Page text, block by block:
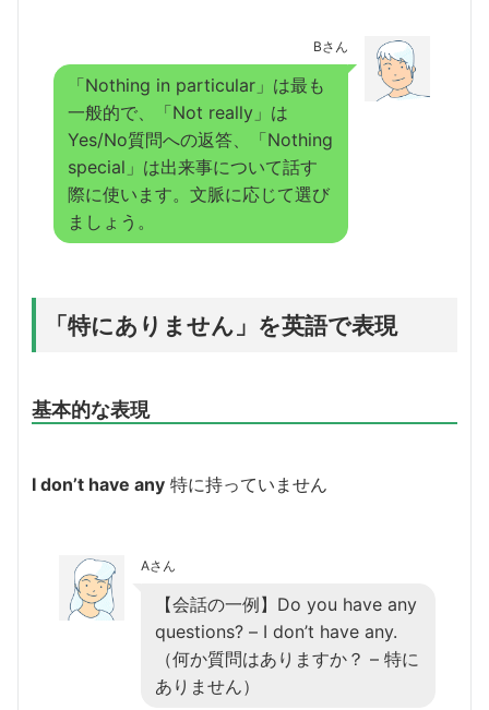
Bさん
「Nothing in particular」は最も
一般的で、「Not really」は
Yes/No質問への返答、「Nothing
special」は出来事について話す
際に使います。文脈に応じて選び
ましょう。
「特にありません」を英語で表現
基本的な表現
I don’t have any 特に持っていません
Aさん
【会話の一例】Do you have any
questions? – I don’t have any.
（何か質問はありますか？ – 特に
ありません）